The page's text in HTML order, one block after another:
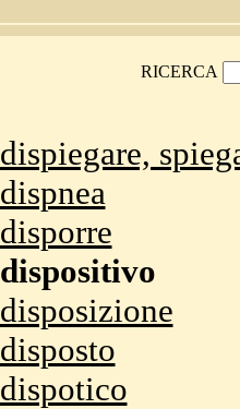
RICERCA
dispiegare,
dispnea
disporre
dispositivo
disposizione
disposto
dispotico